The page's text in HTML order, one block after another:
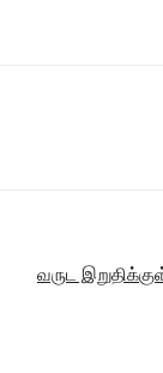
வருட